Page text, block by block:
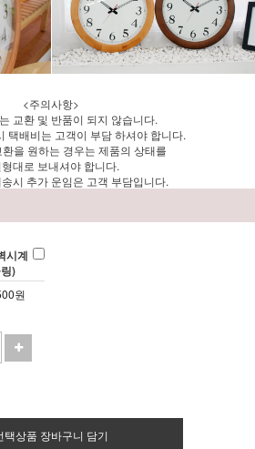
<주의사항>
교환 및 반품이 되지 않습니다.
택배비는 고객이 부담 하셔야 합니다.
을 원하는 경우는 제품의 상태를
대로 보내셔야 합니다.
시 추가 운임은 고객 부담입니다.
시계
)
원
택상품 장바구니 담기